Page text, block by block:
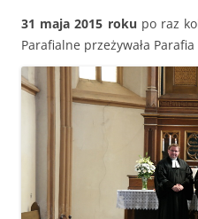
31 maja 2015 roku po raz
Parafialne przeżywała